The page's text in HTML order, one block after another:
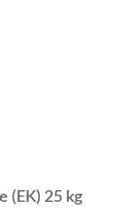
(EK) 25 kg